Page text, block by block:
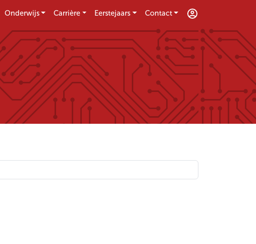
Onderwijs Carrière Eerstejaars Contact